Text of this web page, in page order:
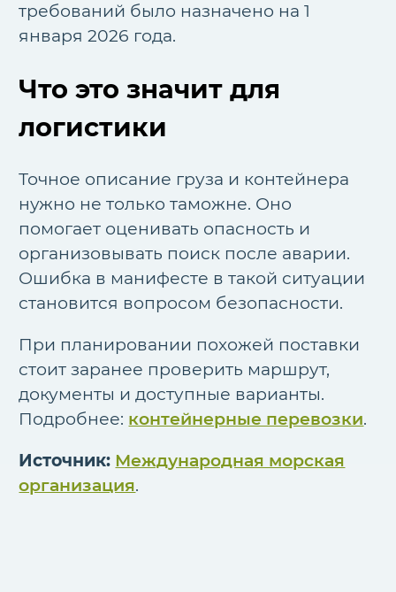
требований было назначено на 1
января 2026 года.
Что это значит для
логистики
Точное описание груза и контейнера
нужно не только таможне. Оно
помогает оценивать опасность и
организовывать поиск после аварии.
Ошибка в манифесте в такой ситуации
становится вопросом безопасности.
При планировании похожей поставки
стоит заранее проверить маршрут,
документы и доступные варианты.
Подробнее: контейнерные перевозки.
Источник: Международная морская
организация.